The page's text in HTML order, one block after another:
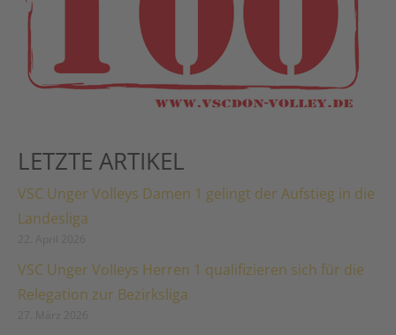
LETZTE ARTIKEL
VSC Unger Volleys Damen 1 gelingt der Aufstieg in die
Landesliga
VSC Unger Volleys Herren 1 qualifizieren sich für die
Relegation zur Bezirksliga